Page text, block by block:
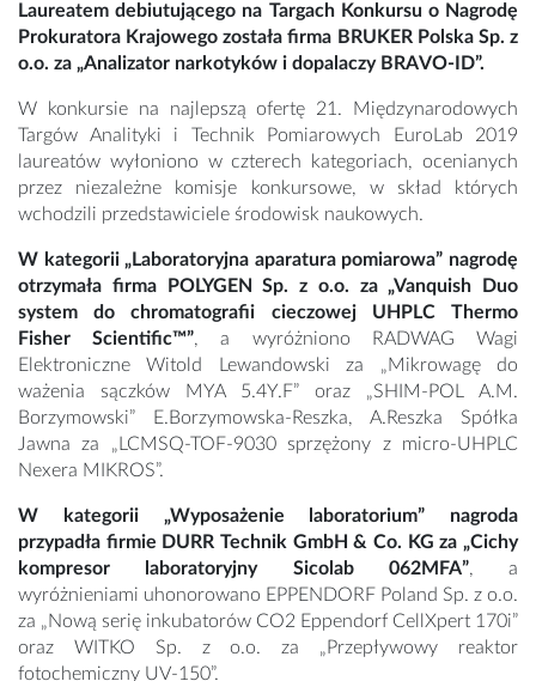
Laureatem debiutującego na Targach Konkursu o Nagrodę
Prokuratora Krajowego została firma BRUKER Polska Sp. z
o.o. za „Analizator narkotyków i dopalaczy BRAVO-ID”.
W konkursie na najlepszą ofertę 21. Międzynarodowych
Targów Analityki i Technik Pomiarowych EuroLab 2019
laureatów wyłoniono w czterech kategoriach, ocenianych
przez niezależne komisje konkursowe, w skład których
wchodzili przedstawiciele środowisk naukowych.
W kategorii „Laboratoryjna aparatura pomiarowa” nagrodę
otrzymała firma POLYGEN Sp. z o.o. za „Vanquish Duo
system do chromatografii cieczowej UHPLC Thermo
Fisher Scientific™”, a wyróżniono RADWAG Wagi
Elektroniczne Witold Lewandowski za „Mikrowagę do
ważenia sączków MYA 5.4Y.F” oraz „SHIM-POL A.M.
Borzymowski” E.Borzymowska-Reszka, A.Reszka Spółka
Jawna za „LCMSQ-TOF-9030 sprzężony z micro-UHPLC
Nexera MIKROS”.
W kategorii „Wyposażenie laboratorium” nagroda
przypadła firmie DURR Technik GmbH & Co. KG za „Cichy
kompresor laboratoryjny Sicolab 062MFA”, a
wyróżnieniami uhonorowano EPPENDORF Poland Sp. z o.o.
za „Nową serię inkubatorów CO2 Eppendorf CellXpert 170i”
oraz WITKO Sp. z o.o. za „Przepływowy reaktor
fotochemiczny UV-150”.